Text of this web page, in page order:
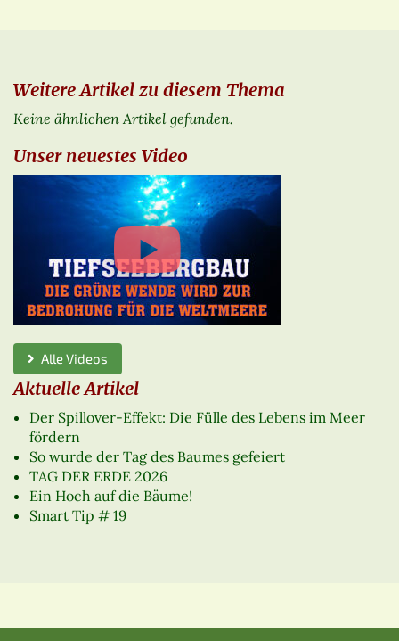
Weitere Artikel zu diesem Thema
Keine ähnlichen Artikel gefunden.
Unser neuestes Video
Alle Videos
Aktuelle Artikel
Der Spillover-Effekt: Die Fülle des Lebens im Meer
fördern
So wurde der Tag des Baumes gefeiert
TAG DER ERDE 2026
Ein Hoch auf die Bäume!
Smart Tip # 19